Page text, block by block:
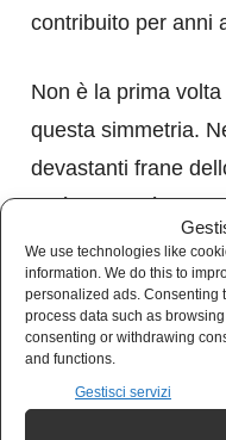
We use technologies like
information. We do this to
personalized ads. Consenting
process data such as
consenting or withdrawing
and functions.
Gestisci servizi
contribuito per anni
Non è la prima
questa simmetria.
devastanti frane
Chávez rifiutò parte
Washington,
oggi molti
che l’assistenza
strumento di
della tutela